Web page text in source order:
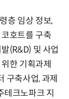
층 임상 정보,
호트를 구축
(R&D) 및 사업
한 기획과제
구축사업, 과제
크노파크 지